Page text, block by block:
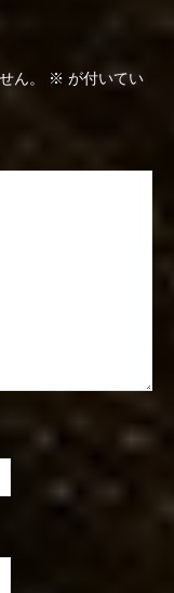
ん。 ※ が付いてい